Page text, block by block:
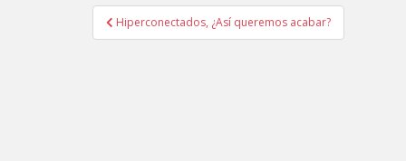
Navegación
de
Hiperconectados, ¿Así queremos acabar?